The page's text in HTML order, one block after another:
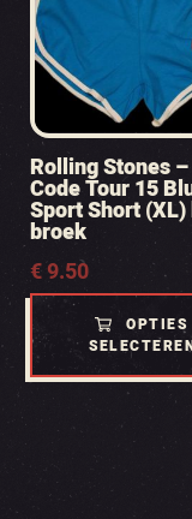
Rolling Stones
Code Tour 15
Sport Short
broek
€9.50
OPTIES